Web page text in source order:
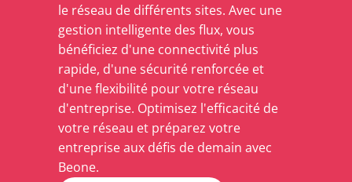
le réseau de différents sites. Avec une
gestion intelligente des flux, vous
bénéficiez d'une connectivité plus
rapide, d'une sécurité renforcée et
d'une flexibilité pour votre réseau
d'entreprise. Optimisez l'efficacité de
votre réseau et préparez votre
entreprise aux défis de demain avec
Beone.